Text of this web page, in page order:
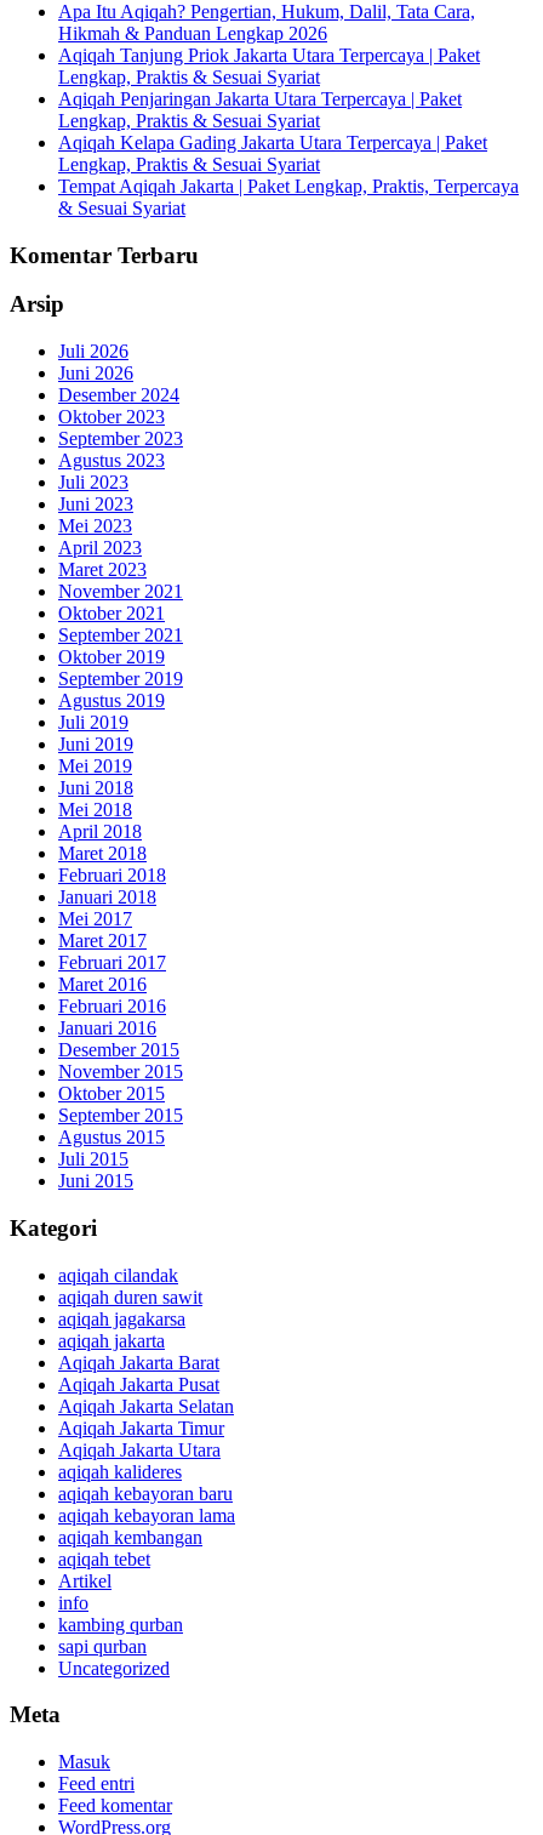
Apa Itu Aqiqah? Pengertian, Hukum, Dalil, Tata Cara,
Hikmah & Panduan Lengkap 2026
Aqiqah Tanjung Priok Jakarta Utara Terpercaya | Paket
Lengkap, Praktis & Sesuai Syariat
Aqiqah Penjaringan Jakarta Utara Terpercaya | Paket
Lengkap, Praktis & Sesuai Syariat
Aqiqah Kelapa Gading Jakarta Utara Terpercaya | Paket
Lengkap, Praktis & Sesuai Syariat
Tempat Aqiqah Jakarta | Paket Lengkap, Praktis, Terpercaya
& Sesuai Syariat
Komentar Terbaru
Arsip
Juli 2026
Juni 2026
Desember 2024
Oktober 2023
September 2023
Agustus 2023
Juli 2023
Juni 2023
Mei 2023
April 2023
Maret 2023
November 2021
Oktober 2021
September 2021
Oktober 2019
September 2019
Agustus 2019
Juli 2019
Juni 2019
Mei 2019
Juni 2018
Mei 2018
April 2018
Maret 2018
Februari 2018
Januari 2018
Mei 2017
Maret 2017
Februari 2017
Maret 2016
Februari 2016
Januari 2016
Desember 2015
November 2015
Oktober 2015
September 2015
Agustus 2015
Juli 2015
Juni 2015
Kategori
aqiqah cilandak
aqiqah duren sawit
aqiqah jagakarsa
aqiqah jakarta
Aqiqah Jakarta Barat
Aqiqah Jakarta Pusat
Aqiqah Jakarta Selatan
Aqiqah Jakarta Timur
Aqiqah Jakarta Utara
aqiqah kalideres
aqiqah kebayoran baru
aqiqah kebayoran lama
aqiqah kembangan
aqiqah tebet
Artikel
info
kambing qurban
sapi qurban
Uncategorized
Meta
Masuk
Feed entri
Feed komentar
WordPress.org